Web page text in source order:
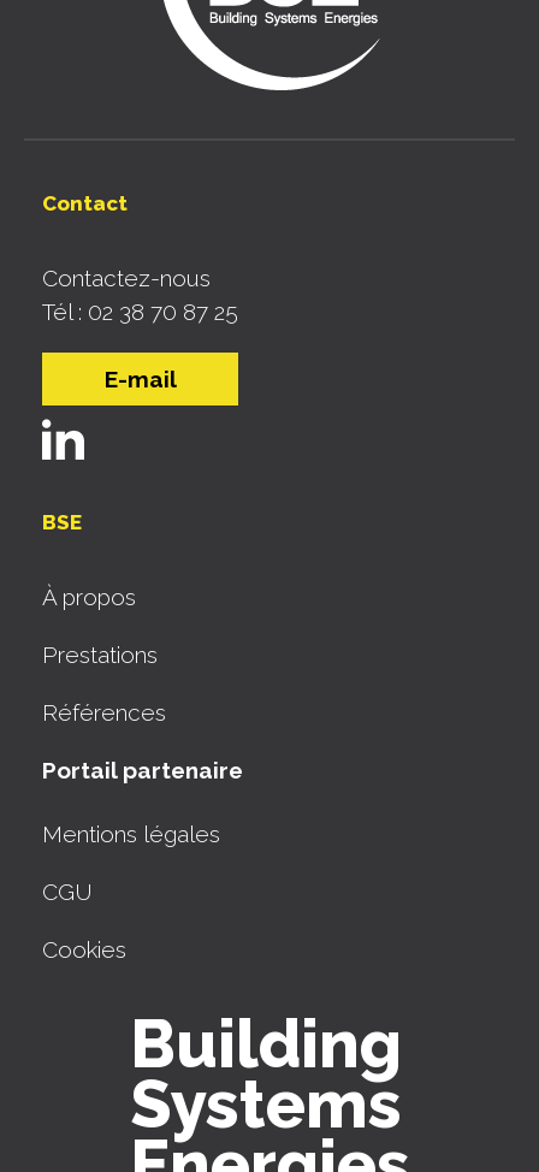
Contact
Contactez-nous
Tél : 02 38 70 87 25
E-mail
BSE
À propos
Prestations
Références
Portail partenaire
Mentions légales
CGU
Cookies
Building
Systems